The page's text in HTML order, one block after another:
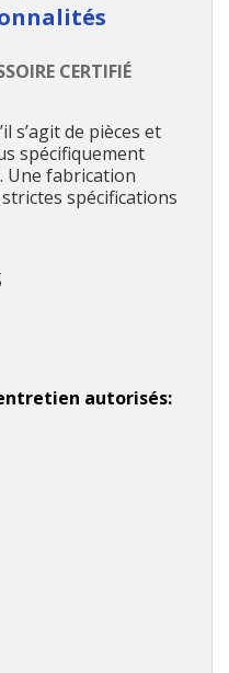
CERTIFIÉ
s’agit de pièces et
spécifiquement
Une fabrication
spécifications
autorisés